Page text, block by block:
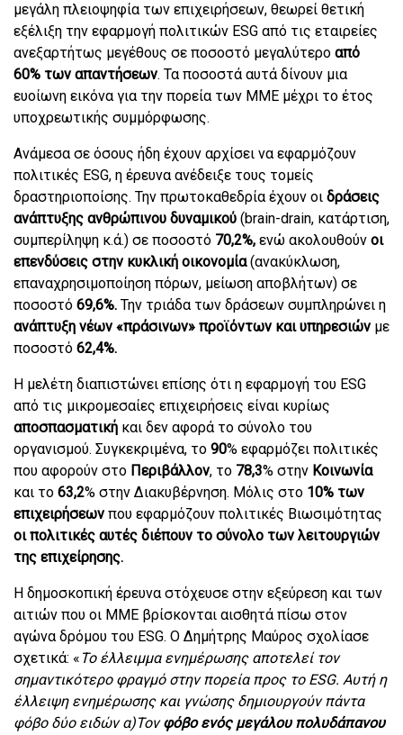
μεγάλη πλειοψηφία των επιχειρήσεων, θεωρεί θετική
εξέλιξη την εφαρμογή πολιτικών ESG από τις εταιρείες
ανεξαρτήτως μεγέθους σε ποσοστό μεγαλύτερο από
60% των απαντήσεων. Τα ποσοστά αυτά δίνουν μια
ευοίωνη εικόνα για την πορεία των ΜΜΕ μέχρι το έτος
υποχρεωτικής συμμόρφωσης.
Ανάμεσα σε όσους ήδη έχουν αρχίσει να εφαρμόζουν
πολιτικές ESG, η έρευνα ανέδειξε τους τομείς
δραστηριοποίσης. Την πρωτοκαθεδρία έχουν oι δράσεις
ανάπτυξης ανθρώπινου δυναμικού (brain-drain, κατάρτιση,
συμπερίληψη κ.ά.) σε ποσοστό 70,2%, ενώ ακολουθούν οι
επενδύσεις στην κυκλική οικονομία(ανακύκλωση,
επαναχρησιμοποίηση πόρων, μείωση αποβλήτων) σε
ποσοστό 69,6%. Την τριάδα των δράσεων συμπληρώνει η
ανάπτυξη νέων «πράσινων» προϊόντων και υπηρεσιών με
ποσοστό 62,4%.
Η μελέτη διαπιστώνει επίσης ότι η εφαρμογή του ESG
από τις μικρομεσαίες επιχειρήσεις είναι κυρίως
αποσπασματική και δεν αφορά το σύνολο του
οργανισμού. Συγκεκριμένα, το 90% εφαρμόζει πολιτικές
που αφορούν στο Περιβάλλον, το 78,3% στην Κοινωνία
και το 63,2% στην Διακυβέρνηση. Μόλις στο 10% των
επιχειρήσεων που εφαρμόζουν πολιτικές Βιωσιμότητας
οι πολιτικές αυτές διέπουν το σύνολο των λειτουργιών
της επιχείρησης.
Η δημοσκοπική έρευνα στόχευσε στην εξεύρεση και των
αιτιών που οι ΜΜΕ βρίσκονται αισθητά πίσω στον
αγώνα δρόμου του ESG. Ο Δημήτρης Μαύρος σχολίασε
σχετικά: « Το έλλειμμα ενημέρωσης αποτελεί τον
σημαντικότερο φραγμό στην πορεία προς το ESG. Αυτή η
έλλειψη ενημέρωσης και γνώσης δημιουργούν πάντα
φόβο δύο ειδών α)Τονφόβο ενός μεγάλου πολυδάπανου